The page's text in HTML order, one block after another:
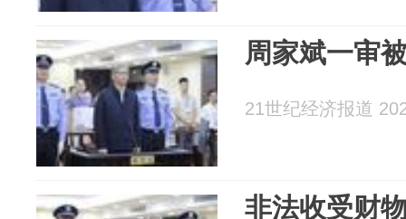
周家斌一审
21世纪经济报道
非法收受财